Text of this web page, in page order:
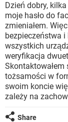
WINDOWS 10
INSTAGRAM
WINDOWS 10
GRY
SPOTIFY
INSTAGRAM
WINDOWS 10
Dzień dobry,
moje hasło do
zmieniałem.
bezpieczeństwa i
wszystkich
weryfikacja
Skontaktowałem
tożsamości w
swoim koncie
zależy na
Share